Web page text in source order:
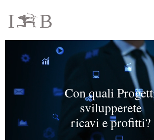
I iB
Con quali
svilupperete
ricavi e profitti?